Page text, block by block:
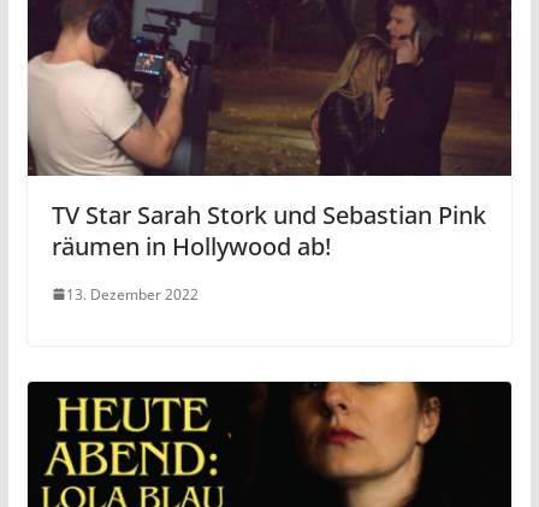
TV Star Sarah Stork und Sebastian Pink
räumen in Hollywood ab!
13. Dezember 2022